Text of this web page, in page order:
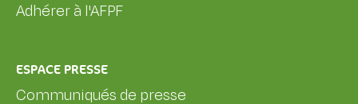
Adhérer à l'AFPF
ESPACE PRESSE
Communiqués de presse